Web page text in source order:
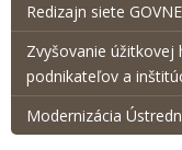
Redizajn siete
Zvyšovanie úžitkovej
podnikateľov a
Modernizácia